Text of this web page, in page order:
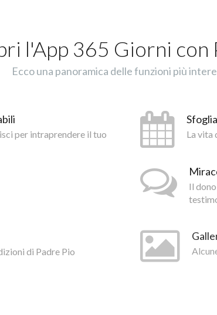
l'App 365 Giorni con
Ecco una panoramica delle funzioni più
per intraprendere il tuo
di Padre Pio
La vita
Il